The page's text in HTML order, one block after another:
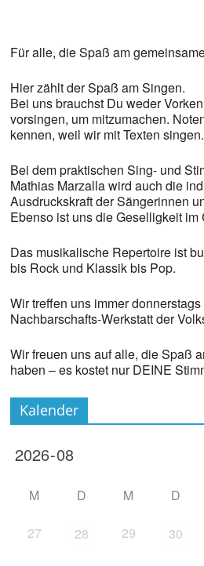
Für alle, die Spaß am
Hier zählt der Spaß am Singen.
Bei uns brauchst Du weder
vorsingen, um mitzumachen.
kennen, weil wir mit Texten singen.
Bei dem praktischen Sing- und
Mathias Marzalla wird auch die
Ausdruckskraft der Sängerinnen
Ebenso ist uns die Geselligkeit im
Das musikalische Repertoire ist
bis Rock und Klassik bis Pop.
Wir treffen uns immer
Nachbarschafts-Werkstatt der
Wir freuen uns auf alle, die Spaß
haben – es kostet nur DEINE
Kalender
M D M D
27 28 29 30